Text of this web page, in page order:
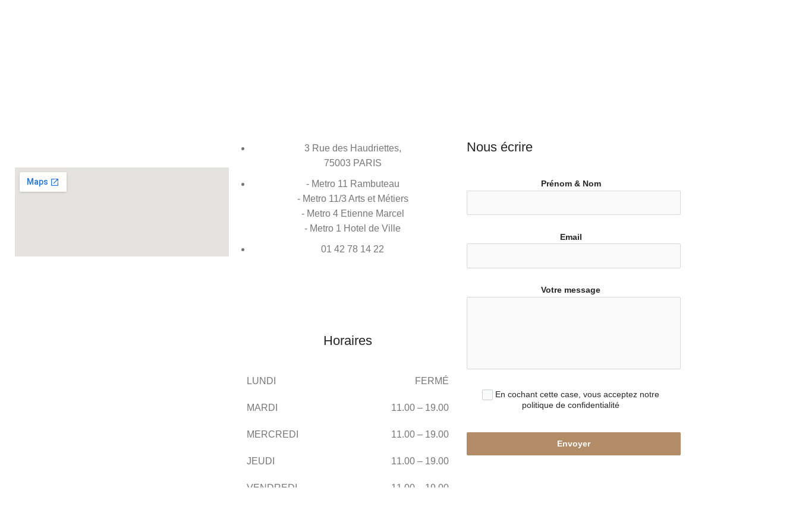
3 Rue des Haudriettes,
75003 PARIS
- Metro 11 Rambuteau
- Metro 11/3 Arts et Métiers
- Metro 4 Etienne Marcel
- Metro 1 Hotel de Ville
01 42 78 14 22
Horaires
LUNDI FERMÉ
MARDI 11.00 – 19.00
MERCREDI 11.00 – 19.00
JEUDI 11.00 – 19.00
VENDREDI 11.00 – 19.00
Nous écrire
Prénom & Nom
Email
Votre message
En cochant cette case, vous acceptez notre
politique de confidentialité
Envoyer